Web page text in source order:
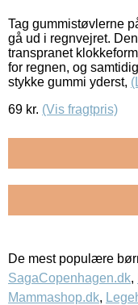
Tag gummistøvlerne
gå ud i regnvejret.
transpranet
for regnen, og
stykke gummi yderst,
69 kr. (Vis fragtpris)
De mest populære
SagaCopenhagen.dk,
Mammashop.dk,